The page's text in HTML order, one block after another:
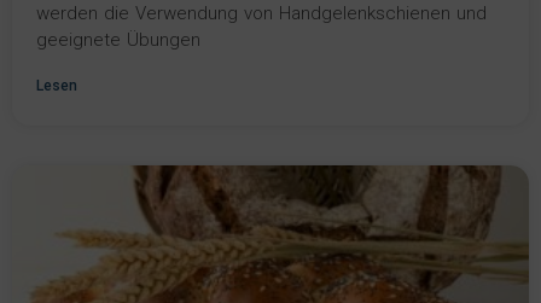
werden die Verwendung von Handgelenkschienen und
geeignete Übungen
Lesen